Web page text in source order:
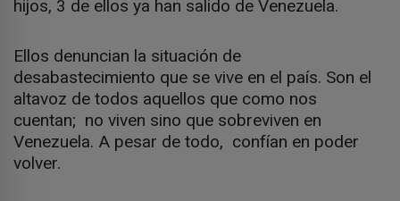
hijos, 3 de ellos ya han salido de Venezuela.
Ellos denuncian la situación de
desabastecimiento que se vive en el país. Son el
altavoz de todos aquellos que como nos
cuentan; no viven sino que sobreviven en
Venezuela. A pesar de todo, confían en poder
volver.